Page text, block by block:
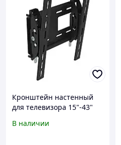
Кронштейн настенный
для телевизора 15"-43"
В наличии